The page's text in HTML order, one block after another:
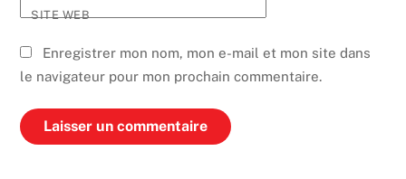
SITE WEB
Enregistrer mon nom, mon e-mail et mon site dans
le navigateur pour mon prochain commentaire.